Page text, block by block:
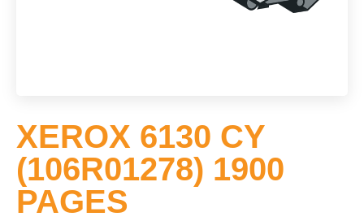
XEROX 6130 CY
(106R01278) 1900
PAGES